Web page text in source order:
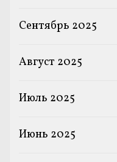
Сентябрь 2025
Август 2025
Июль 2025
Июнь 2025